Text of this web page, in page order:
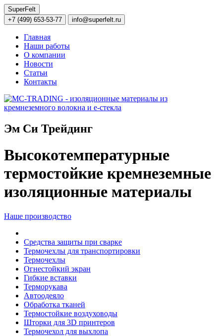
SuperFelt
+7 (499) 653-53-77
info@superfelt.ru
Главная
Наши работы
О компании
Новости
Статьи
Контакты
Эм Си Трейдинг
Высокотемпературные
термостойкие кремнеземные
изоляционные материалы
Наше производство
Средства защиты при сварке
Термочехлы для транспортировки
Термочехлы
Огнестойкий экран
Гибкие вставки
Терморукава
Автоодеяло
Обработка тканей
Термостойкие воздуховоды
Шторки для 3D принтеров
Термочехол для выхлопа